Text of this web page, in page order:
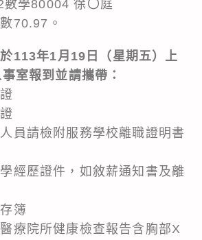
學80004 徐〇庭
70.97。
113年1月19日（星期五）上
室報到並請攜帶：
請檢附服務學校離職證明書
歷證件，如敘薪通知書及離
簿
院所健康檢查報告含胸部X